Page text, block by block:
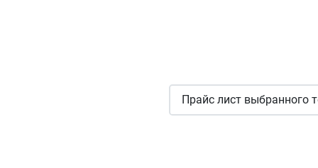
Прайс лист выбранного